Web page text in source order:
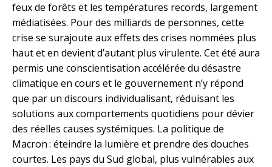
feux de forêts et les températures records, largement
médiatisées. Pour des milliards de personnes, cette
crise se surajoute aux effets des crises nommées plus
haut et en devient d’autant plus virulente. Cet été aura
permis une conscientisation accélérée du désastre
climatique en cours et le gouvernement n’y répond
que par un discours individualisant, réduisant les
solutions aux comportements quotidiens pour dévier
des réelles causes systémiques. La politique de
Macron : éteindre la lumière et prendre des douches
courtes. Les pays du Sud global, plus vulnérables aux